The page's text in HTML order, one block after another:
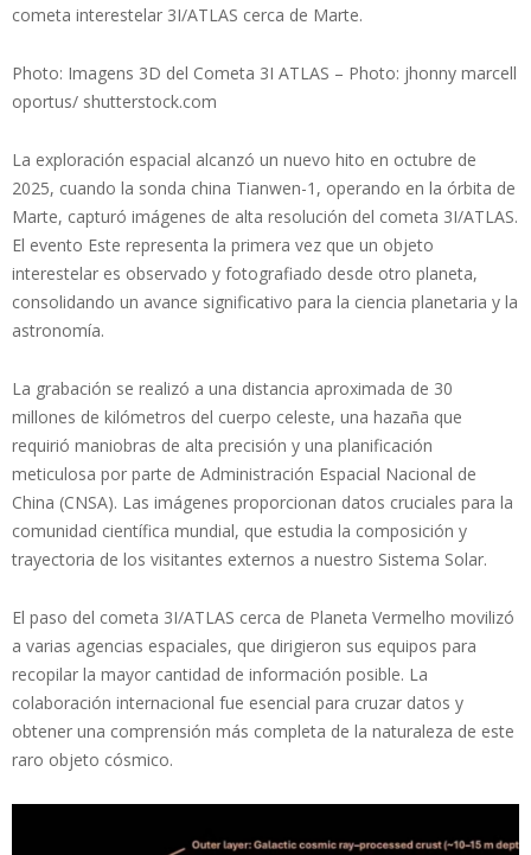
cometa interestelar 3I/ATLAS cerca de Marte.
Photo: Imagens 3D del Cometa 3I ATLAS – Photo: jhonny marcell
oportus/ shutterstock.com
La exploración espacial alcanzó un nuevo hito en octubre de
2025, cuando la sonda china Tianwen-1, operando en la órbita de
Marte, capturó imágenes de alta resolución del cometa 3I/ATLAS.
El evento Este representa la primera vez que un objeto
interestelar es observado y fotografiado desde otro planeta,
consolidando un avance significativo para la ciencia planetaria y la
astronomía.
La grabación se realizó a una distancia aproximada de 30
millones de kilómetros del cuerpo celeste, una hazaña que
requirió maniobras de alta precisión y una planificación
meticulosa por parte de Administración Espacial Nacional de
China (CNSA). Las imágenes proporcionan datos cruciales para la
comunidad científica mundial, que estudia la composición y
trayectoria de los visitantes externos a nuestro Sistema Solar.
El paso del cometa 3I/ATLAS cerca de Planeta Vermelho movilizó
a varias agencias espaciales, que dirigieron sus equipos para
recopilar la mayor cantidad de información posible. La
colaboración internacional fue esencial para cruzar datos y
obtener una comprensión más completa de la naturaleza de este
raro objeto cósmico.